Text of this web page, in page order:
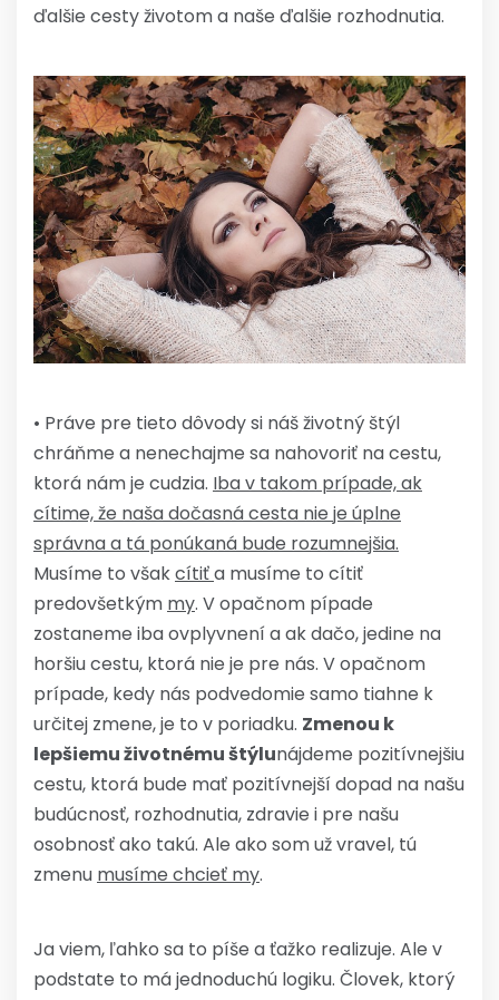
ďalšie cesty životom a naše ďalšie rozhodnutia.
• Práve pre tieto dôvody si náš životný štýl
chráňme a nenechajme sa nahovoriť na cestu,
ktorá nám je cudzia. Iba v takom prípade, ak
cítime, že naša dočasná cesta nie je úplne
správna a tá ponúkaná bude rozumnejšia.
Musíme to všakcítiťa musíme to cítiť
predovšetkým my. V opačnom pípade
zostaneme iba ovplyvnení a ak dačo, jedine na
horšiu cestu, ktorá nie je pre nás. V opačnom
prípade, kedy nás podvedomie samo tiahne k
určitej zmene, je to v poriadku. Zmenou k
lepšiemu životnému štýlunájdeme pozitívnejšiu
cestu, ktorá bude mať pozitívnejší dopad na našu
budúcnosť, rozhodnutia, zdravie i pre našu
osobnosť ako takú. Ale ako som už vravel, tú
zmenu musíme chcieť my.
Ja viem, ľahko sa to píše a ťažko realizuje. Ale v
podstate to má jednoduchú logiku. Človek, ktorý